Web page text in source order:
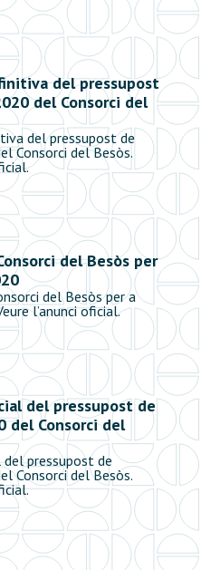
del pressupost
del Consorci del
del pressupost de
Consorci del Besòs.
del Besòs per
del Besòs per a
l’anunci oficial.
del pressupost de
del Consorci del
pressupost de
Consorci del Besòs.